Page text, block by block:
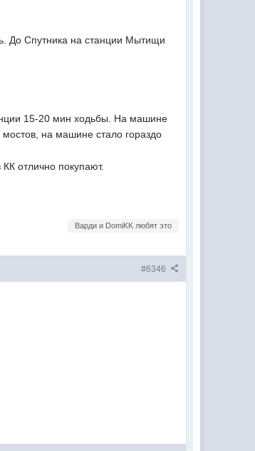
До Спутника на станции Мытищи
15-20 мин ходьбы. На машине
на машине стало гораздо
отлично покупают.
Варди и DomiKK любят это
#6346